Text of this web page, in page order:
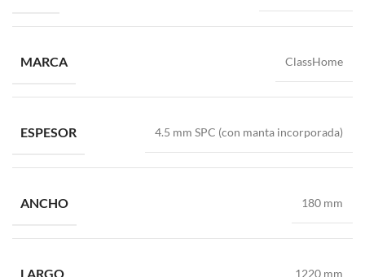
MARCA ClassHome
ESPESOR 4.5 mm SPC (con manta incorporada)
ANCHO 180 mm
LARGO 1220 mm